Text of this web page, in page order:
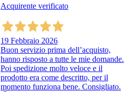
Acquirente verificato
19 Febbraio 2026
Buon servizio prima dell’acquisto,
hanno risposto a tutte le mie domande.
Poi spedizione molto veloce e il
prodotto era come descritto, per il
momento funziona bene. Consigliato.